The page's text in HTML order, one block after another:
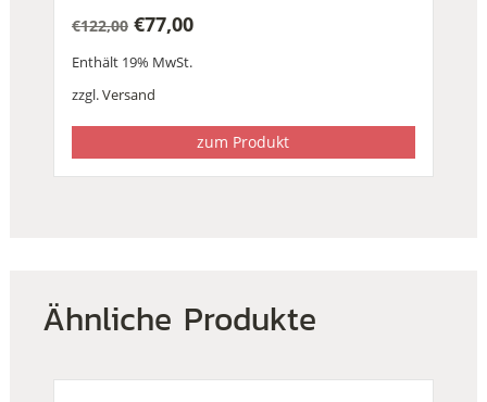
€122,00
Preis
war:
€77,00
Preis
ist:
Enthält 19% MwSt.
zzgl.Versand
zum Produkt
Ähnliche Produkte